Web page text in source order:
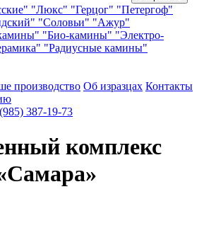
"Люкс" "Герцог" "Петергоф"
"Соловьи" "Ажур"
"Био-камины" "Электро-
"Радиусные камины"
производство Об изразцах Контакты
387-19-73
комплекс